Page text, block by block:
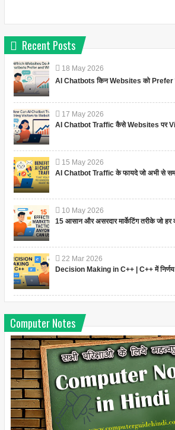
Recent Posts
18 May 2026
AI Chatbots किन Websites को Prefer
17 May 2026
AI Chatbot Traffic कैसे Websites पर
15 May 2026
AI Chatbot Traffic के फायदे जो अभी से
10 May 2026
15 आसान और असरदार मार्केटिंग तरीके जो
22 Mar 2026
Decision Making in C++ | C++ में निर्णय
Computer Notes